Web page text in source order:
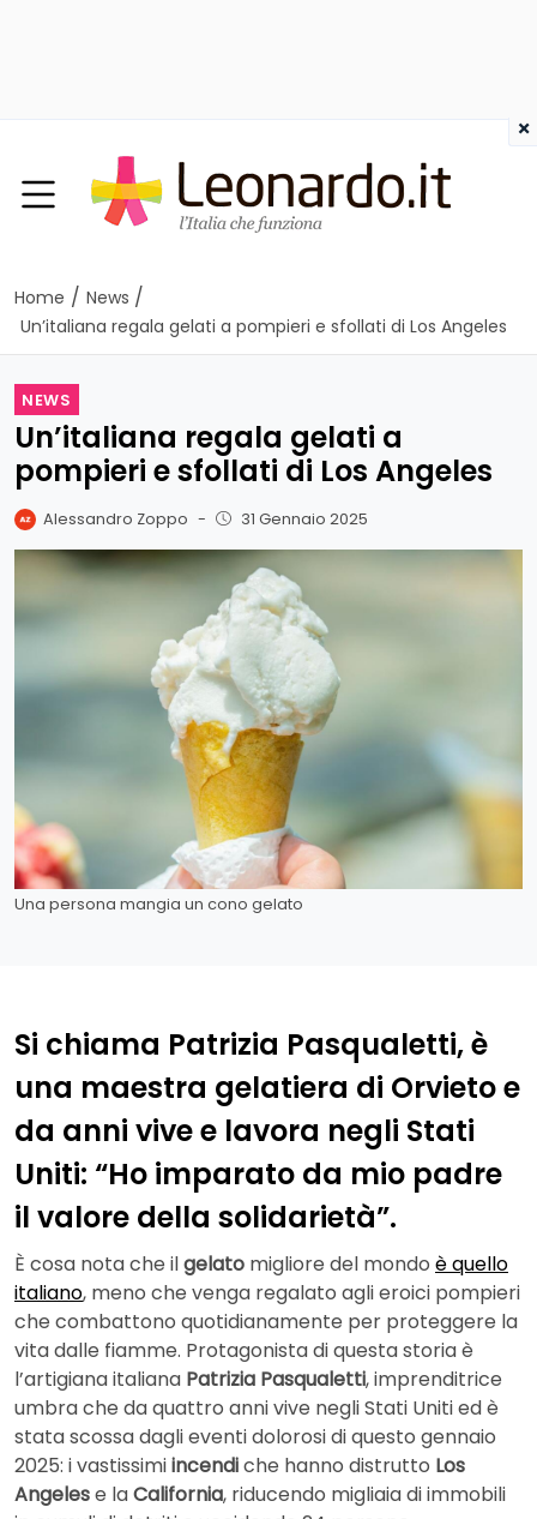
Home / News /
Un’italiana regala gelati a pompieri e sfollati di Los Angeles
NEWS
Un’italiana regala gelati a
pompieri e sfollati di Los Angeles
Alessandro Zoppo - 31 Gennaio 2025
Una persona mangia un cono gelato
Si chiama Patrizia Pasqualetti, è
una maestra gelatiera di Orvieto e
da anni vive e lavora negli Stati
Uniti: “Ho imparato da mio padre
il valore della solidarietà”.
È cosa nota che ilgelato migliore del mondo è quello
italiano, meno che venga regalato agli eroici pompieri
che combattono quotidianamente per proteggere la
vita dalle fiamme. Protagonista di questa storia è
l’artigiana italiana Patrizia Pasqualetti, imprenditrice
umbra che da quattro anni vive negli Stati Uniti ed è
stata scossa dagli eventi dolorosi di questo gennaio
2025: i vastissimiincendiche hanno distrutto Los
Angelese laCalifornia, riducendo migliaia di immobili
×